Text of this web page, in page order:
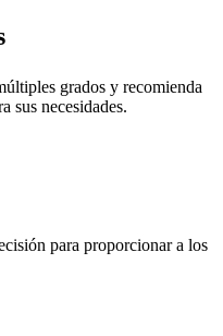
grados y recomienda
sus necesidades.
para proporcionar a los